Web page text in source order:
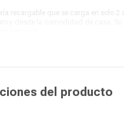
recargable que se carga en solo
y desde la comodidad de casa.
del producto